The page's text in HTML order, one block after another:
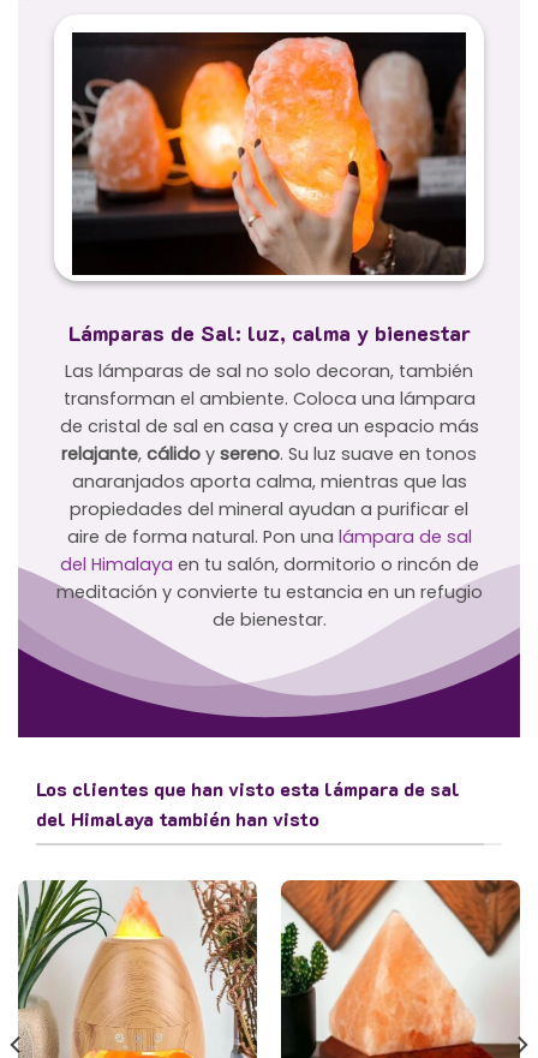
Lámparas de Sal: luz, calma y bienestar
Las lámparas de sal no solo decoran, también
transforman el ambiente. Coloca una lámpara
de cristal de sal en casa y crea un espacio más
relajante, cálido y sereno. Su luz suave en tonos
anaranjados aporta calma, mientras que las
propiedades del mineral ayudan a purificar el
aire de forma natural. Pon una lámpara de sal
del Himalaya en tu salón, dormitorio o rincón de
meditación y convierte tu estancia en un refugio
de bienestar.
Los clientes que han visto esta lámpara de sal
del Himalaya también han visto